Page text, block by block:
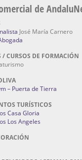
de
José María Carnero
/ CURSOS DE FORMACIÓN
– Puerta de Tierra
TURÍSTICOS
Casa Gloria
Los Angeles